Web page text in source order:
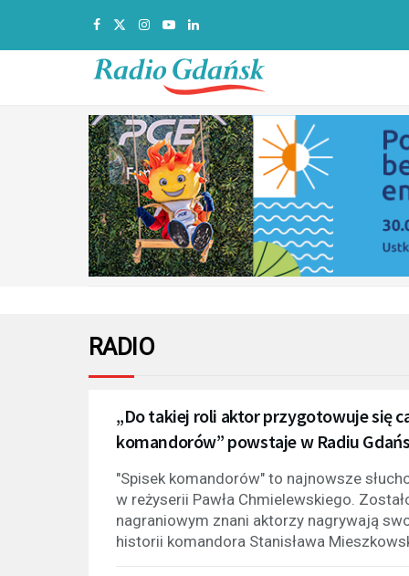
RADIO
„Do takiej roli aktor przygotowuje się
komandorów” powstaje w Radiu
"Spisek komandorów" to najnowsze
w reżyserii Pawła Chmielewskiego.
nagraniowym znani aktorzy nagrywają
historii komandora Stanisława